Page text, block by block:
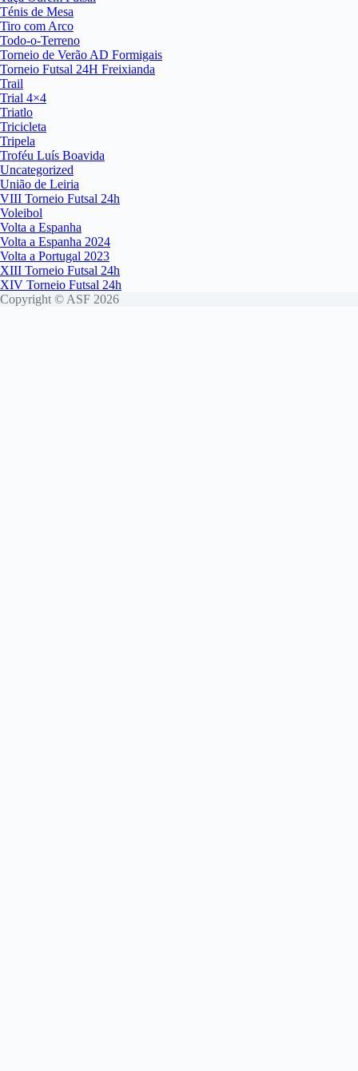
Ténis de Mesa
Tiro com Arco
Todo-o-Terreno
Torneio de Verão AD Formigais
Torneio Futsal 24H Freixianda
Trail
Trial 4×4
Triatlo
Tricicleta
Tripela
Troféu Luís Boavida
Uncategorized
União de Leiria
VIII Torneio Futsal 24h
Voleibol
Volta a Espanha
Volta a Espanha 2024
Volta a Portugal 2023
XIII Torneio Futsal 24h
XIV Torneio Futsal 24h
Copyright © ASF 2026